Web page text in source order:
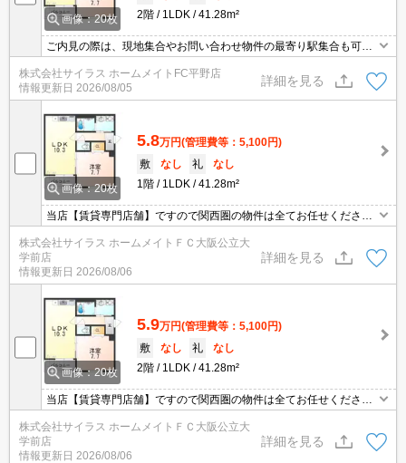
画像：20枚
2階
1LDK 41.28m²
ご内見の際は、現地集合やお問い合わせ物件の最寄り駅集合も可能
能ですのでご安心してお部屋探し頂けますよ♪
株式会社サイラス ホームメイトFC平野店
情報更新日 2026/08/05
詳細を見る
画像：20枚
5.8万円(管理費等：5,100円)
敷
なし 礼
なし
1階
1LDK 41.28m²
当店【賃貸専門店舗】ですので関西圏の物件は全てお任せくださ
せ♪初期費用がご心配な方はクレジット決済が可能ですので安心して
お部屋探し頂けます。
株式会社サイラス ホームメイトＦＣ大阪公立大
学前店
情報更新日 2026/08/06
詳細を見る
画像：20枚
5.9万円(管理費等：5,100円)
敷
なし 礼
なし
2階
1LDK 41.28m²
当店【賃貸専門店舗】ですので関西圏の物件は全てお任せくださ
せ♪初期費用がご心配な方はクレジット決済が可能ですので安心して
お部屋探し頂けます。
株式会社サイラス ホームメイトＦＣ大阪公立大
学前店
情報更新日 2026/08/06
詳細を見る